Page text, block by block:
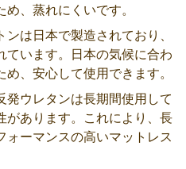
、蒸れにくいです。
は日本で製造されており、
ています。日本の気候に合わ
、安心して使用できます。
発ウレタンは長期間使用して
があります。これにより、長
ォーマンスの高いマットレス